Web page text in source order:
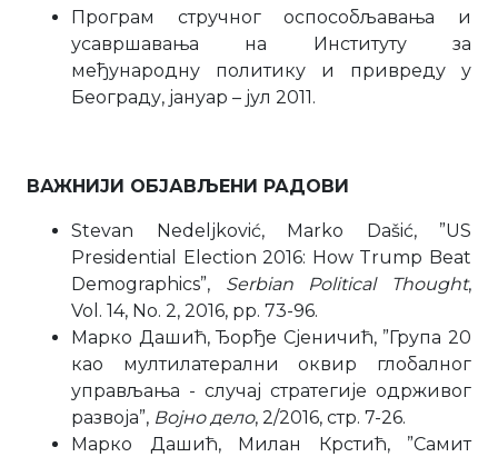
Програм стручног оспособљавања и
усавршавања на Институту за
међународну политику и привреду у
Београду, јануар – јул 2011.
ВАЖНИЈИ ОБЈАВЉЕНИ РАДОВИ
Stevan Nedeljković, Marko Dašić, ”US
Presidential Election 2016: How Trump Beat
Demographics”, Serbian Political Thought,
Vol. 14, No. 2, 2016, pp. 73-96.
Марко Дашић, Ђорђе Сјеничић, ”Група 20
као мултилатерални оквир глобалног
управљања - случај стратегије одрживог
развоја”, Војно дело, 2/2016, стр. 7-26.
Марко Дашић, Милан Крстић, ”Самит